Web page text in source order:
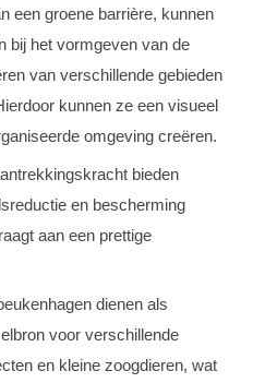
een groene barrière, kunnen
bij het vormgeven van de
van verschillende gebieden
kunnen ze een visueel
omgeving creëren.
bieden
en bescherming
aan een prettige
dienen als
voor verschillende
en kleine zoogdieren, wat